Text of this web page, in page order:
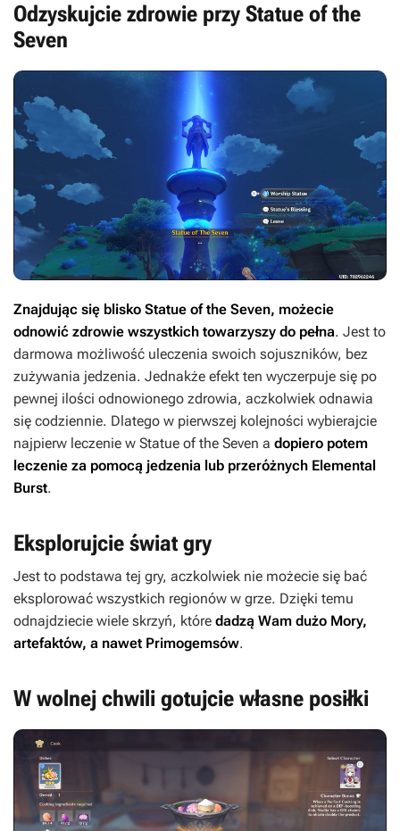
Odzyskujcie zdrowie przy Statue of the
Seven
Znajdując się blisko Statue of the Seven, możecie
odnowić zdrowie wszystkich towarzyszy do pełna. Jest to
darmowa możliwość uleczenia swoich sojuszników, bez
zużywania jedzenia. Jednakże efekt ten wyczerpuje się po
pewnej ilości odnowionego zdrowia, aczkolwiek odnawia
się codziennie. Dlatego w pierwszej kolejności wybierajcie
najpierw leczenie w Statue of the Seven a dopiero potem
leczenie za pomocą jedzenia lub przeróżnych Elemental
Burst.
Eksplorujcie świat gry
Jest to podstawa tej gry, aczkolwiek nie możecie się bać
eksplorować wszystkich regionów w grze. Dzięki temu
odnajdziecie wiele skrzyń, które dadzą Wam dużo Mory,
artefaktów, a nawet Primogemsów.
W wolnej chwili gotujcie własne posiłki